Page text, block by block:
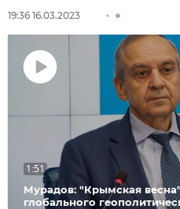
19:36 16.03.2023
Мурадов: "Крымская
глобального
1:51